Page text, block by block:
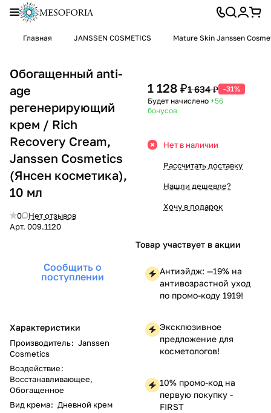
Главная JANSSEN COSMETICS Mature Skin Janssen
Обогащенный anti-
age
регенерирующий
крем / Rich
Recovery Cream,
Janssen Cosmetics
(Янсен косметика),
10 мл
0
Нет отзывов
Арт. 009.1120
Сообщить о
поступлении
Характеристики
Производитель: Janssen
Cosmetics
Воздействие:
Восстанавливающее,
Обогащенное
Вид крема: Дневной крем
1 128 ₽1 634 ₽ -31%
Будет начислено +56
бонусов
Нет в наличии
Рассчитать доставку
Нашли дешевле?
Хочу в подарок
Товар участвует в акции
Антиэйдж: —19% на
антивозрастной уход
по промо-коду 1919!
Эксклюзивное
предложение для
косметологов!
10% промо-код на
первую покупку -
FIRST